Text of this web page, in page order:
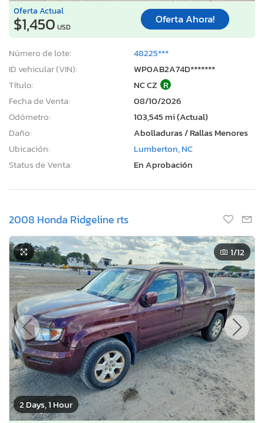
Oferta Actual
$1,450 USD
Oferta Ahora!
Número de lote:
48225***
ID vehicular (VIN):
WP0AB2A74D*******
Título:
NC CZ R
Fecha de Venta:
08/10/2026
Odómetro:
103,545 mi (Actual)
Daño:
Abolladuras / Rallas Menores
Ubicación:
Lumberton, NC
Status de Venta:
En Aprobación
2008 Honda Ridgeline rts
2 Days, 1 Hour
1/12